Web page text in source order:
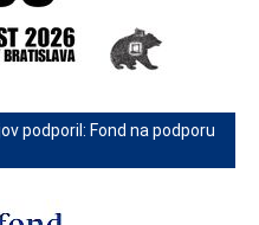
podporil: Fond na podporu